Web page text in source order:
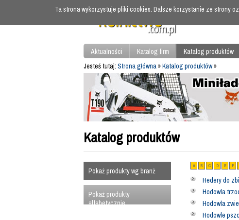
Aktualności Katalog firm
Katalog produktów
Jesteś tutaj: Strona główna»Katalog produktów»
Katalog produktów
Pokaż produkty wg branż
Pokaż produkty
alfabetycznie
A B C D E F
Hedery do
Hodowla
Hodowla
Hodowle
Ta strona wykorzystuje pliki cookies. Dalsze korzystanie ze strony